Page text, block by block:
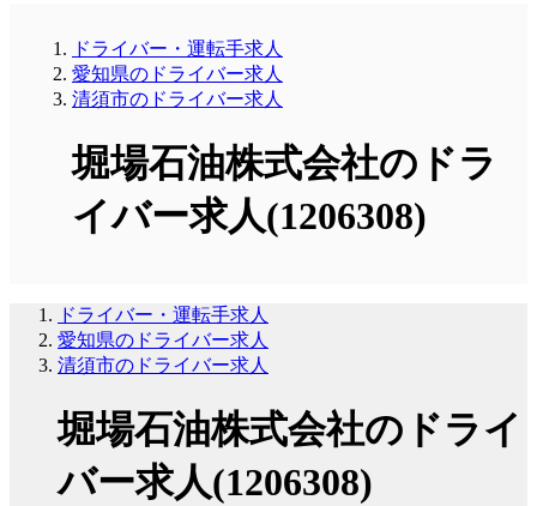
ドライバー・運転手求人
愛知県のドライバー求人
清須市のドライバー求人
堀場石油株式会社のドラ
イバー求人(1206308)
ドライバー・運転手求人
愛知県のドライバー求人
清須市のドライバー求人
堀場石油株式会社のドライ
バー求人(1206308)